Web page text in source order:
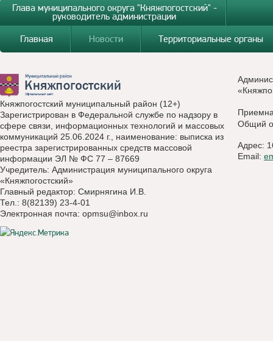
Глава муниципального округа "Княжпогостский" -
руководитель администрации
Главная
Новости Территориальные органы
Княжпогостский муниципальный район (12+)
Зарегистрирован в Федеральной службе по надзору в
сфере связи, информационных технологий и массовых
коммуникаций 25.06.2024 г., наименование: выписка из
реестра зарегистрированных средств массовой
информации ЭЛ № ФС 77 – 87669
Учредитель: Администрация муниципального округа
«Княжпогостский»
Главный редактор: Смирнягина И.В.
Тел.: 8(82139) 23-4-01
Электронная почта: opmsu@inbox.ru
Общий
Адрес:
Email: